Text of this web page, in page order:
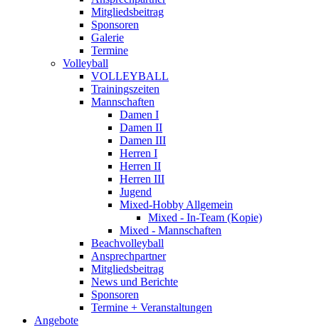
Mitgliedsbeitrag
Sponsoren
Galerie
Termine
Volleyball
VOLLEYBALL
Trainingszeiten
Mannschaften
Damen I
Damen II
Damen III
Herren I
Herren II
Herren III
Jugend
Mixed-Hobby Allgemein
Mixed - In-Team (Kopie)
Mixed - Mannschaften
Beachvolleyball
Ansprechpartner
Mitgliedsbeitrag
News und Berichte
Sponsoren
Termine + Veranstaltungen
Angebote